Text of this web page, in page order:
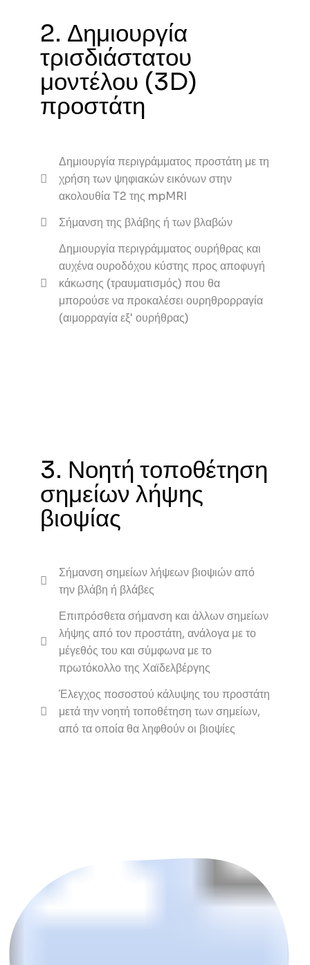
2. Δημιουργία
τρισδιάστατου
μοντέλου (3D)
προστάτη
Δημιουργία περιγράμματος προστάτη με τη
χρήση των ψηφιακών εικόνων στην
ακολουθία Τ2 της mpMRI
Σήμανση της βλάβης ή των βλαβών
Δημιουργία περιγράμματος ουρήθρας και
αυχένα ουροδόχου κύστης προς αποφυγή
κάκωσης (τραυματισμός) που θα
μπορούσε να προκαλέσει ουρηθρορραγία
(αιμορραγία εξ' ουρήθρας)
3. Νοητή τοποθέτηση
σημείων λήψης
βιοψίας
Σήμανση σημείων λήψεων βιοψιών από
την βλάβη ή βλάβες
Επιπρόσθετα σήμανση και άλλων σημείων
λήψης από τον προστάτη, ανάλογα με το
μέγεθός του και σύμφωνα με το
πρωτόκολλο της Χαϊδελβέργης
Έλεγχος ποσοστού κάλυψης του προστάτη
μετά την νοητή τοποθέτηση των σημείων,
από τα οποία θα ληφθούν οι βιοψίες